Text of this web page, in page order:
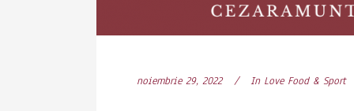
noiembrie 29, 2022 In Love Food & Sport